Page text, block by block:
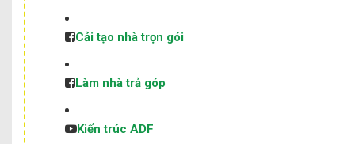
Cải tạo nhà trọn gói
Làm nhà trả góp
Kiến trúc ADF